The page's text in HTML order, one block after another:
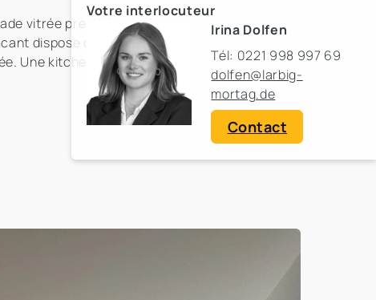
vitrée prestigieuse, les
dispose d'une
Une kitchenette avec
Votre interlocuteur
Irina Dolfen
Tél: 0221 998 997 69
dolfen@larbig-
mortag.de
Contact